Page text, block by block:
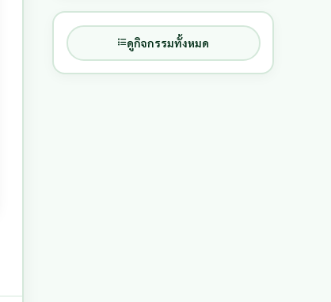
ดูกิจกรรมทั้งหมด